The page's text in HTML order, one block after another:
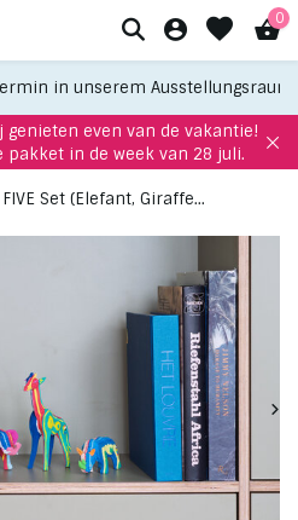
0
in unserem Ausstellungsraum
genieten even van de vakantie!
pakket in de week van 28 juli.
FIVE Set (Elefant, Giraffe...